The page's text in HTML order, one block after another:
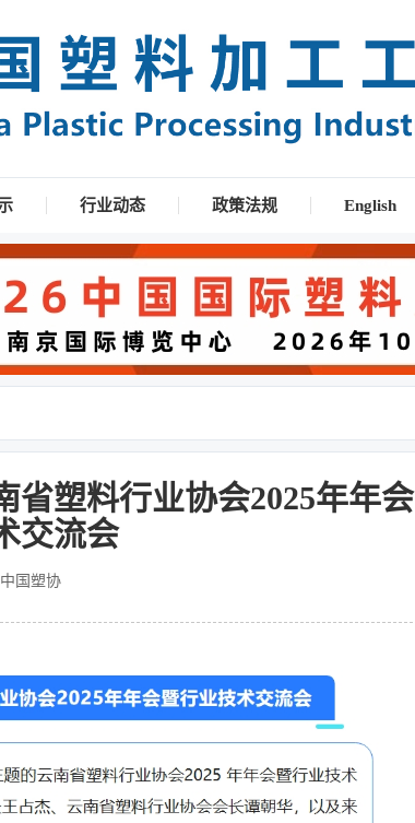
行业动态 政策法规 English
省塑料行业协会2025年年会
交流会
中国塑协